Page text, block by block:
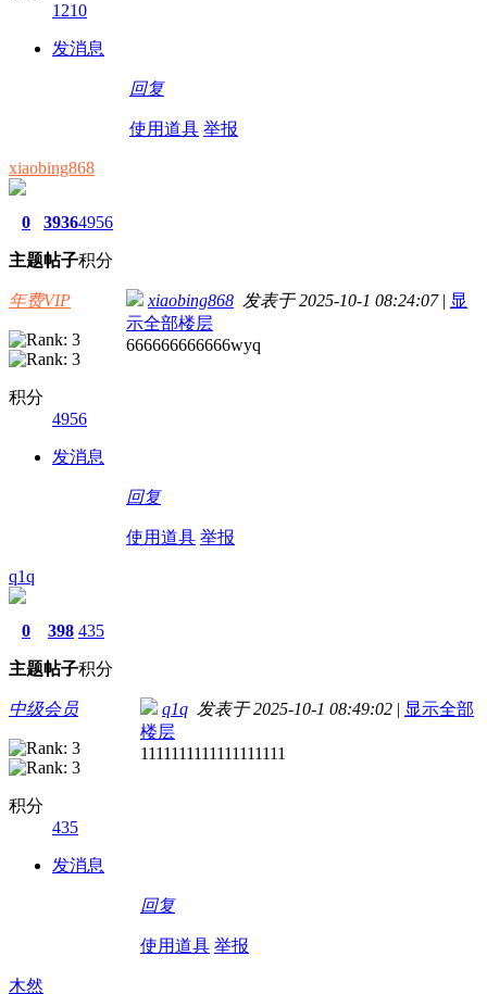
1210
发消息
回复
使用道具 举报
xiaobing868
0
主题
3936
帖子
4956
积分
年费VIP
积分
4956
发消息
xiaobing868 发表于 2025-10-1 08:24:07 | 显
示全部楼层
666666666666wyq
回复
使用道具 举报
q1q
0
主题
398
帖子
435
积分
中级会员
积分
435
发消息
q1q 发表于 2025-10-1 08:49:02 | 显示全部
楼层
1111111111111111111
回复
使用道具 举报
木然